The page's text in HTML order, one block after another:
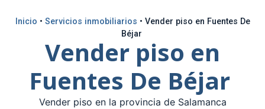
Inicio • Servicios inmobiliarios • Vender piso en Fuentes De
Béjar
Vender piso en
Fuentes De Béjar
Vender piso en la provincia de Salamanca